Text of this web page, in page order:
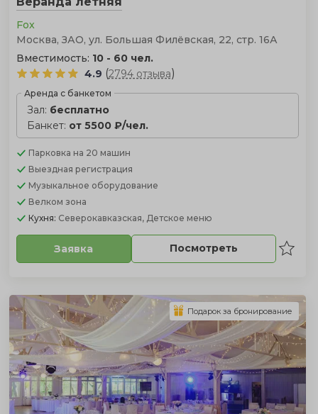
Fox
Москва, ЗАО, ул. Большая Филёвская, 22, стр. 16А
Вместимость: 10 - 60 чел.
4.9 (2794 отзыва)
Аренда с банкетом
Зал: бесплатно
Банкет: от 5500 ₽/чел.
Парковка на 20 машин
Выездная регистрация
Музыкальное оборудование
Велком зона
Кухня: Северокавказская, Детское меню
Заявка Посмотреть
Подарок за бронирование